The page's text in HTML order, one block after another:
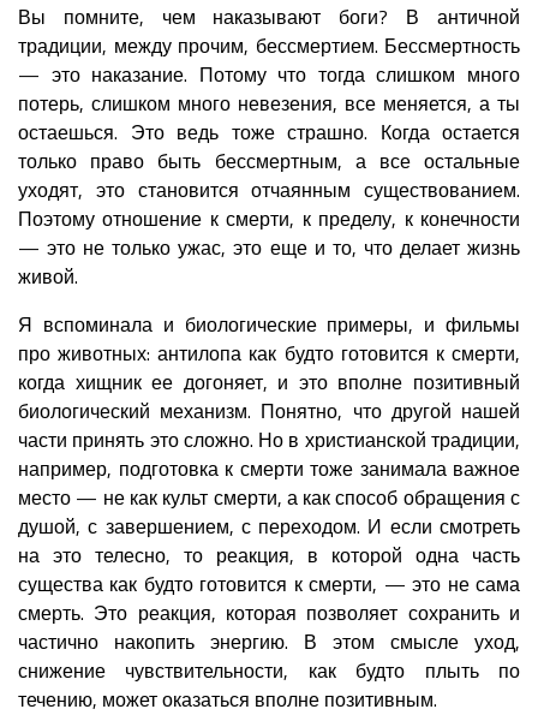
Вы помните, чем наказывают боги? В античной
традиции, между прочим, бессмертием. Бессмертность
— это наказание. Потому что тогда слишком много
потерь, слишком много невезения, все меняется, а ты
остаешься. Это ведь тоже страшно. Когда остается
только право быть бессмертным, а все остальные
уходят, это становится отчаянным существованием.
Поэтому отношение к смерти, к пределу, к конечности
— это не только ужас, это еще и то, что делает жизнь
живой.
Я вспоминала и биологические примеры, и фильмы
про животных: антилопа как будто готовится к смерти,
когда хищник ее догоняет, и это вполне позитивный
биологический механизм. Понятно, что другой нашей
части принять это сложно. Но в христианской традиции,
например, подготовка к смерти тоже занимала важное
место — не как культ смерти, а как способ обращения с
душой, с завершением, с переходом. И если смотреть
на это телесно, то реакция, в которой одна часть
существа как будто готовится к смерти, — это не сама
смерть. Это реакция, которая позволяет сохранить и
частично накопить энергию. В этом смысле уход,
снижение чувствительности, как будто плыть по
течению, может оказаться вполне позитивным.